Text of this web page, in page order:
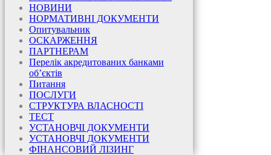
НОВИНИ
НОРМАТИВНІ ДОКУМЕНТИ
Опитувальник
ОСКАРЖЕННЯ
ПАРТНЕРАМ
Перелік акредитованих банками
об’єктів
Питання
ПОСЛУГИ
СТРУКТУРА ВЛАСНОСТІ
ТЕСТ
УСТАНОВЧІ ДОКУМЕНТИ
УСТАНОВЧІ ДОКУМЕНТИ
ФІНАНСОВИЙ ЛІЗИНГ